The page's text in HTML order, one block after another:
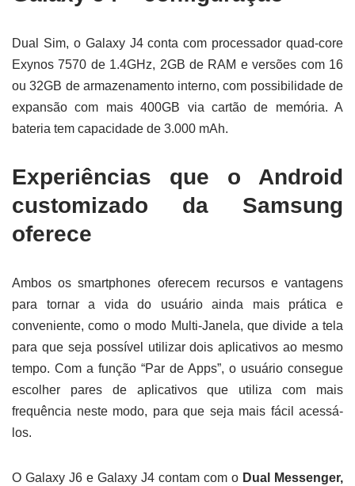
Dual Sim, o Galaxy J4 conta com processador quad-core
Exynos 7570 de 1.4GHz, 2GB de RAM e versões com 16
ou 32GB de armazenamento interno, com possibilidade de
expansão com mais 400GB via cartão de memória. A
bateria tem capacidade de 3.000 mAh.
Experiências que o Android
customizado da Samsung
oferece
Ambos os smartphones oferecem recursos e vantagens
para tornar a vida do usuário ainda mais prática e
conveniente, como o modo Multi-Janela, que divide a tela
para que seja possível utilizar dois aplicativos ao mesmo
tempo. Com a função “Par de Apps”, o usuário consegue
escolher pares de aplicativos que utiliza com mais
frequência neste modo, para que seja mais fácil acessá-
los.
O Galaxy J6 e Galaxy J4 contam com o Dual Messenger,